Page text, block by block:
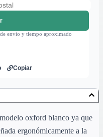
envío y tiempo aproximado
Copiar
oxford blanco ya que
ergonómicamente a la